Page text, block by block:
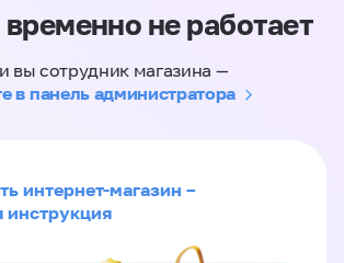
не работает
вы сотрудник магазина —
в панель администратора
интернет-магазин –
инструкция